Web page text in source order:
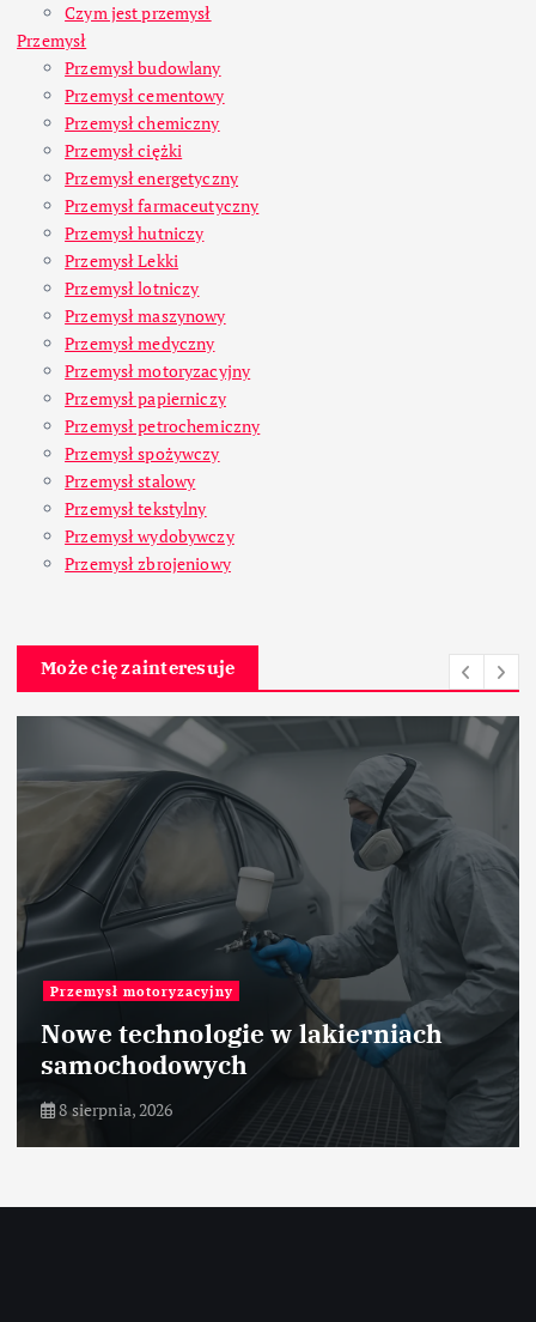
Czym jest przemysł
Przemysł
Przemysł budowlany
Przemysł cementowy
Przemysł chemiczny
Przemysł ciężki
Przemysł energetyczny
Przemysł farmaceutyczny
Przemysł hutniczy
Przemysł Lekki
Przemysł lotniczy
Przemysł maszynowy
Przemysł medyczny
Przemysł motoryzacyjny
Przemysł papierniczy
Przemysł petrochemiczny
Przemysł spożywczy
Przemysł stalowy
Przemysł tekstylny
Przemysł wydobywczy
Przemysł zbrojeniowy
Może cię zainteresuje
Roboty przemysłowe
RP-3AH – Mitsubishi Electric –
przemysł pakujący – robot
8 sierpnia, 2026